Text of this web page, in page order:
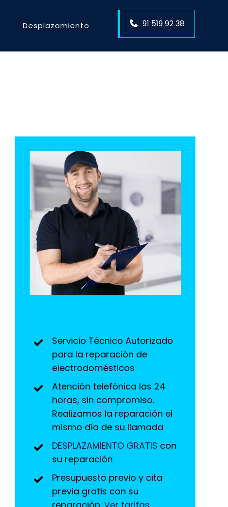
91 519 92 38
Desplazamiento
Servicio Técnico Autorizado
para la reparación de
electrodomésticos
Atención telefónica las 24
horas, sin compromiso.
Realizamos la reparación el
mismo día de su llamada
DESPLAZAMIENTO GRATIS con
su reparación
Presupuesto previo y cita
previa gratis con su